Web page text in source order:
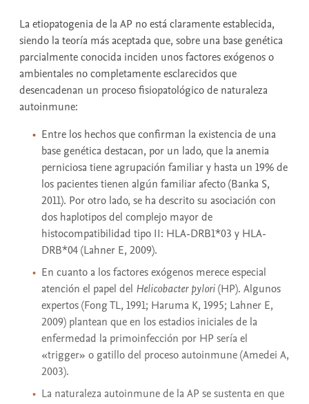
La etiopatogenia de la AP no está claramente establecida,
siendo la teoría más aceptada que, sobre una base genética
parcialmente conocida inciden unos factores exógenos o
ambientales no completamente esclarecidos que
desencadenan un proceso fisiopatológico de naturaleza
autoinmune:
Entre los hechos que confirman la existencia de una
base genética destacan, por un lado, que la anemia
perniciosa tiene agrupación familiar y hasta un 19% de
los pacientes tienen algún familiar afecto (Banka S,
2011). Por otro lado, se ha descrito su asociación con
dos haplotipos del complejo mayor de
histocompatibilidad tipo II: HLA-DRB1*03 y HLA-
DRB*04 (Lahner E, 2009).
En cuanto a los factores exógenos merece especial
atención el papel del Helicobacter pylori(HP). Algunos
expertos (Fong TL, 1991; Haruma K, 1995; Lahner E,
2009) plantean que en los estadios iniciales de la
enfermedad la primoinfección por HP sería el
«trigger» o gatillo del proceso autoinmune (Amedei A,
2003).
La naturaleza autoinmune de la AP se sustenta en que